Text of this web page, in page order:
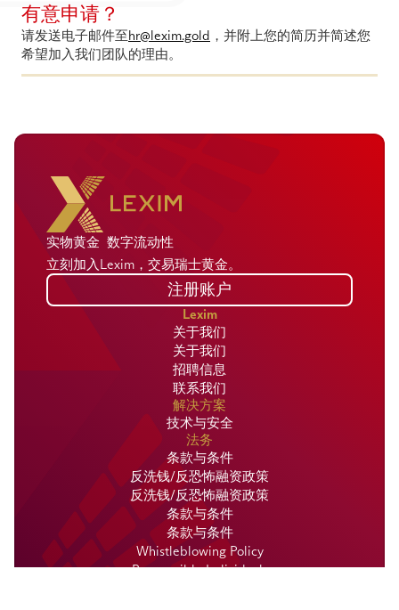
有意申请？
请发送电子邮件至hr@lexim.gold ，并附上您的简历并简述您
希望加入我们团队的理由。
实物黄金  数字流动性
立刻加入Lexim，交易瑞士黄金。
注册账户
Lexim
关于我们
关于我们
招聘信息
联系我们
解决方案
技术与安全
法务
条款与条件
反洗钱/反恐怖融资政策
反洗钱/反恐怖融资政策
条款与条件
条款与条件
Whistleblowing Policy
Responsible Individuals